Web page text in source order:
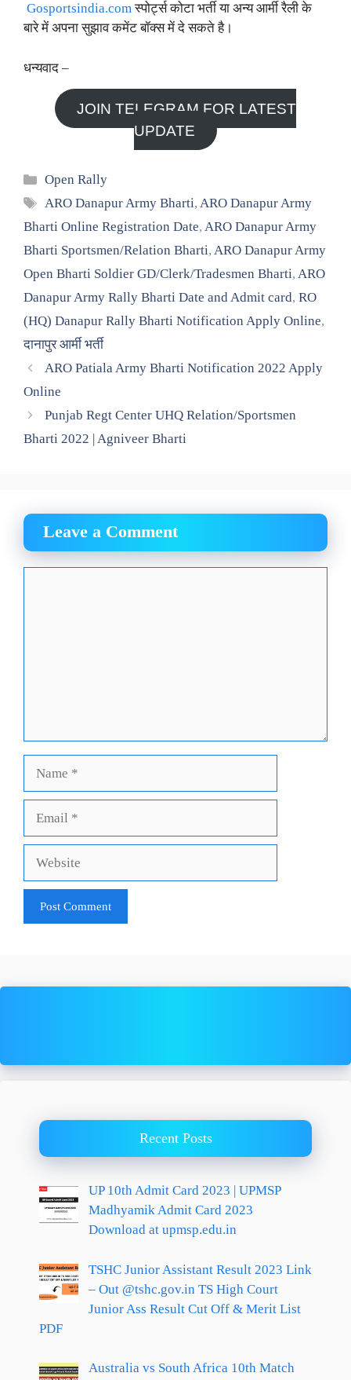
Gosportsindia.comस्पोर्ट्स कोटा भर्ती या अन्य आर्मी रैली के
बारे में अपना सुझाव कमेंट बॉक्स में दे सकते है।
धन्यवाद –
JOIN TELEGRAM FOR LATEST
UPDATE
Categories
Open Rally
Tags
ARO Danapur Army Bharti,ARO Danapur Army
Bharti Online Registration Date, ARO Danapur Army
Bharti Sportsmen/Relation Bharti, ARO Danapur Army
Open Bharti Soldier GD/Clerk/Tradesmen Bharti, ARO
Danapur Army Rally Bharti Date and Admit card, RO
(HQ) Danapur Rally Bharti Notification Apply Online,
दानापुर आर्मी भर्ती
ARO Patiala Army Bharti Notification 2022 Apply
Online
Punjab Regt Center UHQ Relation/Sportsmen
Bharti 2022 | Agniveer Bharti
Leave a Comment
Recent Posts
UP 10th Admit Card 2023 | UPMSP
Madhyamik Admit Card 2023
Download at upmsp.edu.in
TSHC Junior Assistant Result 2023 Link
– Out @tshc.gov.in TS High Court
Junior Ass Result Cut Off & Merit List
PDF
Australia vs South Africa 10th Match